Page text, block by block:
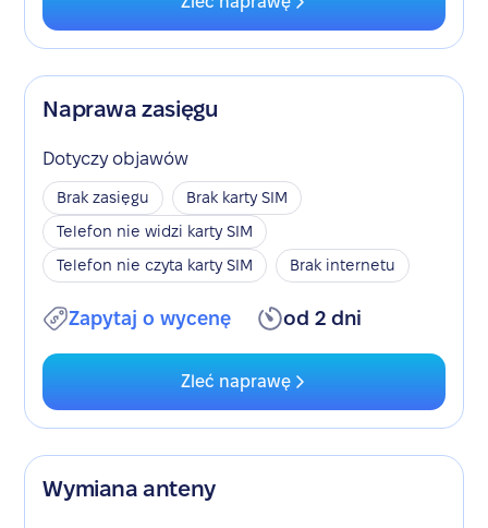
Naprawa zasięgu
Dotyczy objawów
Brak zasięgu
Brak karty SIM
Telefon nie widzi karty SIM
Telefon nie czyta karty SIM
Brak internetu
Zapytaj o wycenę od 2 dni
Zleć naprawę
Wymiana anteny